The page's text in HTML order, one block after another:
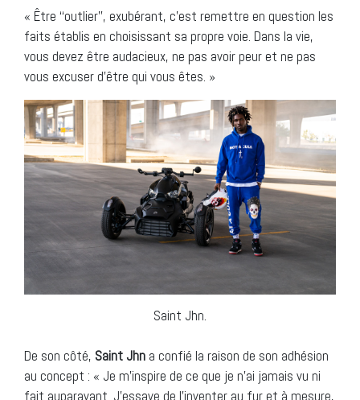
« Être ‘‘outlier’’, exubérant, c’est remettre en question les
faits établis en choisissant sa propre voie. Dans la vie,
vous devez être audacieux, ne pas avoir peur et ne pas
vous excuser d’être qui vous êtes. »
Saint Jhn.
De son côté, Saint Jhn a confié la raison de son adhésion
au concept : « Je m’inspire de ce que je n’ai jamais vu ni
fait auparavant. J’essaye de l’inventer au fur et à mesure,